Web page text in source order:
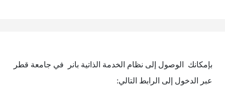
بإمكانك الوصول إلى نظام الخدمة الذاتية بانر في جامعة قطر
عبر الدخول إلى الرابط التالي: